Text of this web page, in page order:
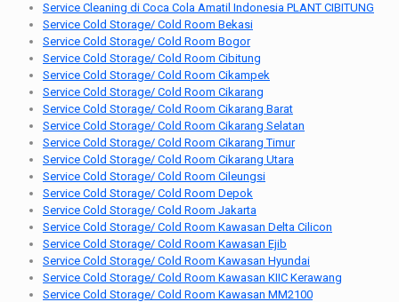
Service Cleaning di Coca Cola Amatil Indonesia PLANT CIBITUNG
Service Cold Storage/ Cold Room Bekasi
Service Cold Storage/ Cold Room Bogor
Service Cold Storage/ Cold Room Cibitung
Service Cold Storage/ Cold Room Cikampek
Service Cold Storage/ Cold Room Cikarang
Service Cold Storage/ Cold Room Cikarang Barat
Service Cold Storage/ Cold Room Cikarang Selatan
Service Cold Storage/ Cold Room Cikarang Timur
Service Cold Storage/ Cold Room Cikarang Utara
Service Cold Storage/ Cold Room Cileungsi
Service Cold Storage/ Cold Room Depok
Service Cold Storage/ Cold Room Jakarta
Service Cold Storage/ Cold Room Kawasan Delta Cilicon
Service Cold Storage/ Cold Room Kawasan Ejib
Service Cold Storage/ Cold Room Kawasan Hyundai
Service Cold Storage/ Cold Room Kawasan KIIC Kerawang
Service Cold Storage/ Cold Room Kawasan MM2100